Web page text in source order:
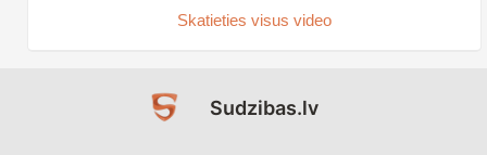
Skatieties visus video
Sudzibas.lv